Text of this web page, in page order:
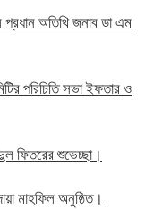
প্রধান অতিথি জনাব ডা এম
পরিচিতি সভা ইফতার ও
ফিতরের শুভেচ্ছা।
মাহফিল অনুষ্ঠিত।